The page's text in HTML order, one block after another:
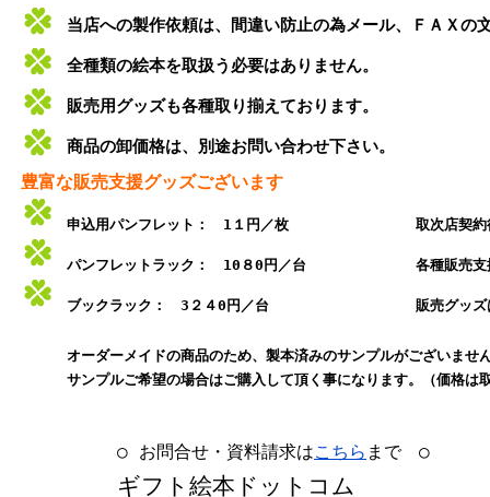
当店への製作依頼は、間違い防止の為メール、ＦＡＸの
全種類の絵本を取扱う必要はありません。
販売用グッズも各種取り揃えております。
商品の卸価格は、別途お問い合わせ下さい。
豊富な販売支援グッズございます
申込用パンフレット： 1１円／枚 取次店契
パンフレットラック： 10８0円／台 各種販売
ブックラック： 3２４0円／台 販売グッ
オーダーメイドの商品のため、製本済みのサンプルがございませ
サンプルご希望の場合はご購入して頂く事になります。（価格は
○ お問合せ・資料請求はこちら まで ○
ギフト絵本ドットコム